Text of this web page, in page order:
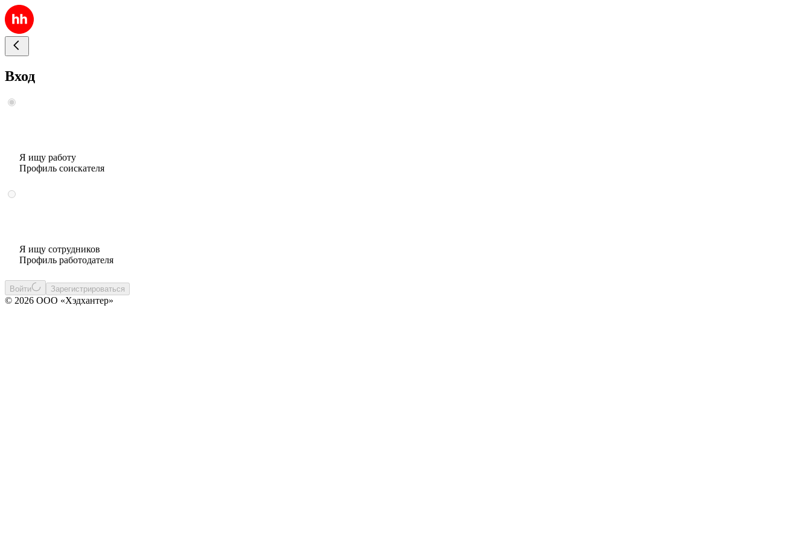
Вход
Я ищу работу
Профиль соискателя
Я ищу сотрудников
Профиль работодателя
Войти Зарегистрироваться
© 2026 ООО «Хэдхантер»